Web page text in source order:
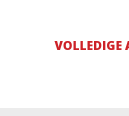
VOLLEDIGE